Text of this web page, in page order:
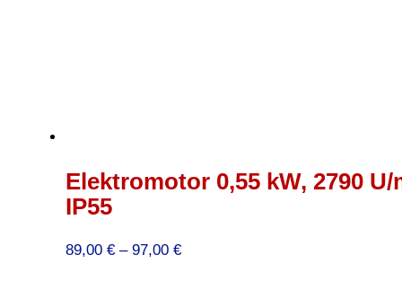
Elektromotor 0,55 kW, 2790 U/
IP55
89,00 € – 97,00 €Preisspanne: